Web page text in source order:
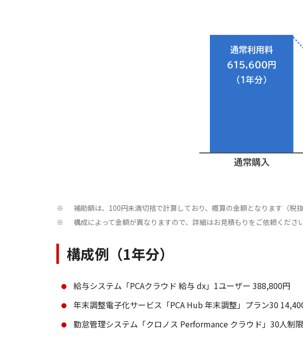
※ 補助額は、100円未満切捨で計算しており、概算の金額となります（税抜
※ 構成によって金額が異なりますので、詳細はお見積もりをご依頼ください
構成例（1年分）
給与システム「PCAクラウド 給与 dx」1ユーザー 388,800円
年末調整電子化サービス「PCA Hub 年末調整」プラン30
勤怠管理システム「クロノス Performance クラウド」30人制